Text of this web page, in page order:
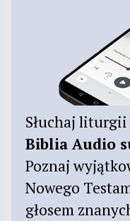
Słuchaj
Biblia Audio
Poznaj
Nowego
głosem